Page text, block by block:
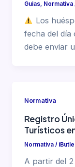
Guias, Normativa
Los
fecha del día
debe enviar
Normativa
Registro
Turísticos
Normativa/
A partir del